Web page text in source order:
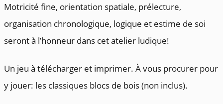
Motricité fine, orientation spatiale, prélecture,
organisation chronologique, logique et estime de soi
seront à l’honneur dans cet atelier ludique!
Un jeu à télécharger et imprimer. À vous procurer pour
y jouer: les classiques blocs de bois (non inclus).